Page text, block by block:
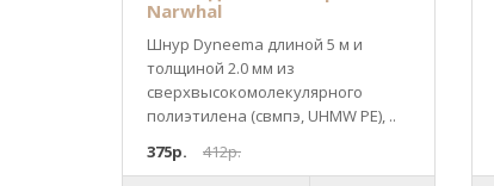
Narwhal
Шнур Dyneema длиной 5 м и
толщиной 2.0 мм из
cверхвысокомолекулярного
полиэтилена (свмпэ, UHMW PE), ..
375р.
412р.